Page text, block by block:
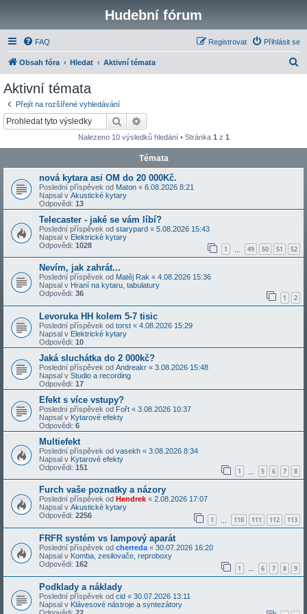
Hudební fórum
FAQ Přihlásit se
Registrovat
Obsah fóra Hledat Aktivní témata
Aktivní témata
Přejít na rozšířené vyhledávání
Hledat
Nalezeno 10 výsledků hledání • Stránka 1 z 1
Témata
nová kytara asi OM do 20 000Kč.
Poslední příspěvek od Maton « 6.08.2026 8:21
Napsal v Akustické kytary
Odpovědi: 13
Telecaster - jaké se vám líbí?
Poslední příspěvek od starypard « 5.08.2026 15:43
Napsal v Elektrické kytary
Odpovědi: 1028 1 49 50 51 52
Nevím, jak zahrát...
Poslední příspěvek od Matěj Rak « 4.08.2026 15:36
Napsal v Hraní na kytaru, tabulatury
Odpovědi: 36 1 2
Levoruka HH kolem 5-7 tisic
Poslední příspěvek od torst « 4.08.2026 15:29
Napsal v Elektrické kytary
Odpovědi: 10
Jaká sluchátka do 2 000kč?
Poslední příspěvek od Andreakr « 3.08.2026 15:48
Napsal v Studio a recording
Odpovědi: 17
Efekt s více vstupy?
Poslední příspěvek od Fořt « 3.08.2026 10:37
Napsal v Kytarové efekty
Odpovědi: 6
Multiefekt
Poslední příspěvek od vasekh « 3.08.2026 8:34
Napsal v Kytarové efekty
Odpovědi: 151 1 5 6 7 8
Furch vaše poznatky a názory
Poslední příspěvek od Hendrek « 2.08.2026 17:07
Napsal v Akustické kytary
Odpovědi: 2256 1 110 111 112 113
FRFR systém vs lampový aparát
Poslední příspěvek od cherreda « 30.07.2026 16:20
Napsal v Komba, zesilovače, reproboxy
Odpovědi: 162 1 … 6 7 8 9
Podklady a náklady
Poslední příspěvek od cid « 30.07.2026 13:11
Napsal v Klávesové nástroje a syntezátory